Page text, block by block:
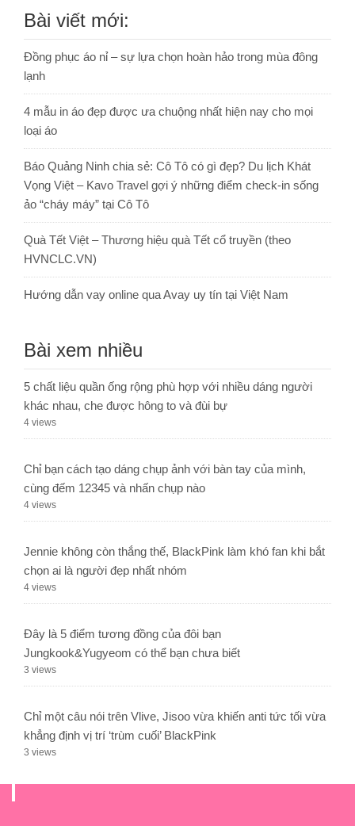
Bài viết mới:
Đồng phục áo nỉ – sự lựa chọn hoàn hảo trong mùa đông
lạnh
4 mẫu in áo đẹp được ưa chuộng nhất hiện nay cho mọi
loại áo
Báo Quảng Ninh chia sẻ: Cô Tô có gì đẹp? Du lịch Khát
Vọng Việt – Kavo Travel gợi ý những điểm check-in sống
ảo “cháy máy” tại Cô Tô
Quà Tết Việt – Thương hiệu quà Tết cổ truyền (theo
HVNCLC.VN)
Hướng dẫn vay online qua Avay uy tín tại Việt Nam
Bài xem nhiều
5 chất liệu quần ống rộng phù hợp với nhiều dáng người
khác nhau, che được hông to và đùi bự
4 views
Chỉ bạn cách tạo dáng chụp ảnh với bàn tay của mình,
cùng đếm 12345 và nhấn chụp nào
4 views
Jennie không còn thắng thế, BlackPink làm khó fan khi bắt
chọn ai là người đẹp nhất nhóm
4 views
Đây là 5 điểm tương đồng của đôi bạn
Jungkook&Yugyeom có thể bạn chưa biết
3 views
Chỉ một câu nói trên Vlive, Jisoo vừa khiến anti tức tối vừa
khẳng định vị trí ‘trùm cuối’ BlackPink
3 views